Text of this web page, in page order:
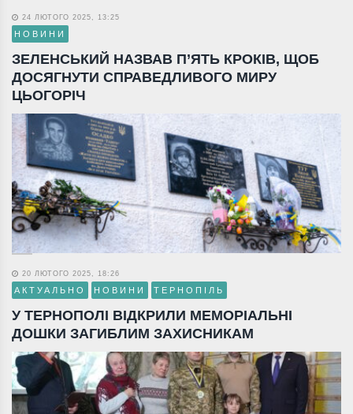
24 ЛЮТОГО 2025, 13:25
НОВИНИ
ЗЕЛЕНСЬКИЙ НАЗВАВ П’ЯТЬ КРОКІВ, ЩОБ
ДОСЯГНУТИ СПРАВЕДЛИВОГО МИРУ
ЦЬОГОРІЧ
20 ЛЮТОГО 2025, 18:26
АКТУАЛЬНО НОВИНИ ТЕРНОПІЛЬ
У ТЕРНОПОЛІ ВІДКРИЛИ МЕМОРІАЛЬНІ
ДОШКИ ЗАГИБЛИМ ЗАХИСНИКАМ